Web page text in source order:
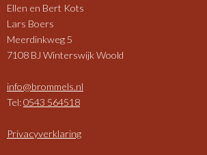
Ellen en Bert Kots
Lars Boers
Meerdinkweg 5
7108 BJ Winterswijk Woold
info@brommels.nl
Tel:0543 564518
Privacyverklaring